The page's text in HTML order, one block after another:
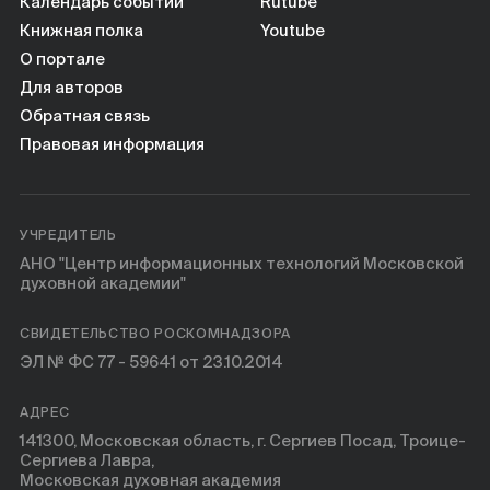
Книжная полка
О портале
Для авторов
Обратная связь
Правовая информация
Youtube
УЧРЕДИТЕЛЬ
АНО "Центр информационных технологий Московской
духовной академии"
СВИДЕТЕЛЬСТВО РОСКОМНАДЗОРА
ЭЛ № ФС 77 - 59641 от 23.10.2014
АДРЕС
141300, Московская область, г. Сергиев Посад, Троице-
Сергиева Лавра,
Московская духовная академия